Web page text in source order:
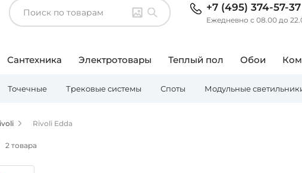
+7 (495) 374-57-37
Ежедневно с 08.00 до
Сантехника Электротовары Теплый пол Обои
Точечные Трековые системы Споты Модульные
Rivoli Edda
2 товара